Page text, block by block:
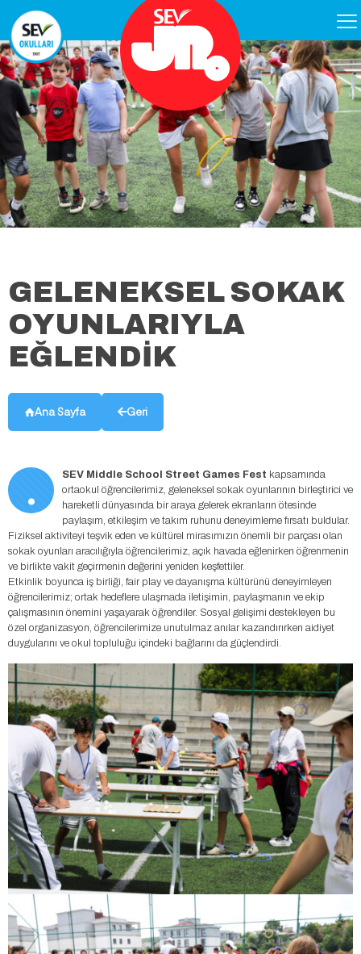
GELENEKSEL SOKAK
OYUNLARIYLA
EĞLENDİK
Ana Sayfa Geri
. SEV Middle School Street Games Fest kapsamında
ortaokul öğrencilerimiz, geleneksel sokak oyunlarının birleştirici ve
hareketli dünyasında bir araya gelerek ekranların ötesinde
paylaşım, etkileşim ve takım ruhunu deneyimleme fırsatı buldular.
Fiziksel aktiviteyi teşvik eden ve kültürel mirasımızın önemli bir parçası olan
sokak oyunları aracılığıyla öğrencilerimiz, açık havada eğlenirken öğrenmenin
ve birlikte vakit geçirmenin değerini yeniden keşfettiler.
Etkinlik boyunca iş birliği, fair play ve dayanışma kültürünü deneyimleyen
öğrencilerimiz; ortak hedeflere ulaşmada iletişimin, paylaşmanın ve ekip
çalışmasının önemini yaşayarak öğrendiler. Sosyal gelişimi destekleyen bu
özel organizasyon, öğrencilerimize unutulmaz anılar kazandırırken aidiyet
duygularını ve okul topluluğu içindeki bağlarını da güçlendirdi.